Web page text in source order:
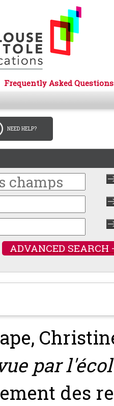
Frequently Asked Questions
NEED HELP?
ADVANCED SEARCH
par
des